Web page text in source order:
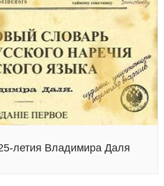
летия Владимира Даля